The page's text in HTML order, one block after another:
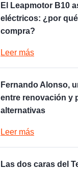
El Leapmotor B10
eléctricos: ¿por
compra?
Leer más
Fernando Alonso,
entre renovación y
alternativas
Leer más
Las dos caras del